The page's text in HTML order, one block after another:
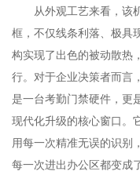
从外观工艺来看，该
框，不仅线条利落、极具
构实现了出色的被动散热
行。对于企业决策者而言，
是一台考勤门禁硬件，更
现代化升级的核心窗口。
用每一次精准无误的识别
每一次进出办公区都变成